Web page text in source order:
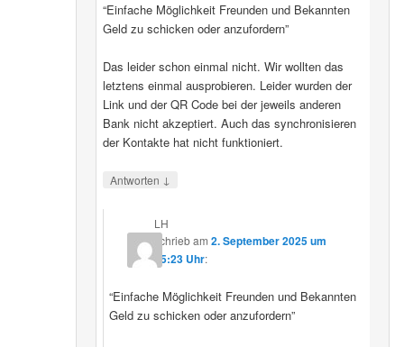
“Einfache Möglichkeit Freunden und Bekannten
Geld zu schicken oder anzufordern”
Das leider schon einmal nicht. Wir wollten das
letztens einmal ausprobieren. Leider wurden der
Link und der QR Code bei der jeweils anderen
Bank nicht akzeptiert. Auch das synchronisieren
der Kontakte hat nicht funktioniert.
Antworten ↓
LH
schriebam2. September 2025 um
15:23 Uhr:
“Einfache Möglichkeit Freunden und Bekannten
Geld zu schicken oder anzufordern”